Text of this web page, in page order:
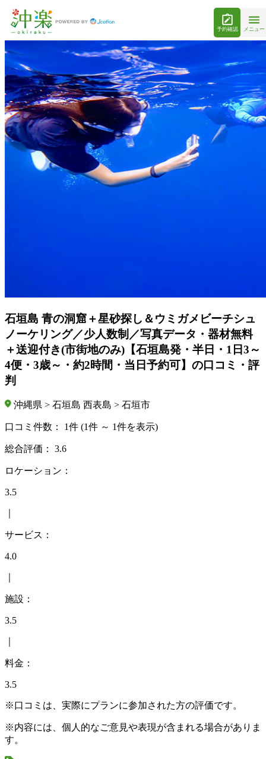
予約確認 メニュー
石垣島 青の洞窟＋星砂探し＆ウミガメビーチシュ
ノーケリング／少人数制／写真データ・器材無料
＋送迎付き(市街地のみ)【石垣島発・半日・1日3～
4便・3歳～・約2時間・当日予約可】の口コミ・評
判
沖縄県 > 石垣島 西表島 > 石垣市
口コミ件数： 1件 (1件 ～ 1件を表示)
総合評価： 3.6
ロケーション：
3.5
サービス：
4.0
施設：
3.5
料金：
3.5
※口コミは、実際にプランに参加された方の評価です。
※内容には、個人的なご意見や表現が含まれる場合がありま
す。